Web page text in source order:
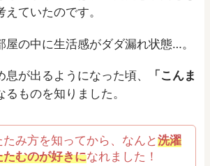
ていたのです。
屋の中に生活感がダダ漏れ状態…。
が出るようになった頃、
「こんま
るものを知りました。
たみ方を知ってから、なんと洗濯
たむのが好きになれました！